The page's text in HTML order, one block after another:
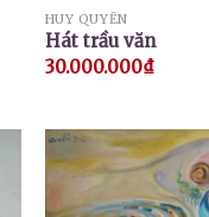
HUY QUYỂN
Hát trầu văn
30.000.000₫